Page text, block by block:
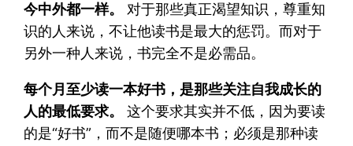
今中外都一样。
对于那些真正渴望知识，尊重知
识的人来说，不让他读书是最大的惩罚。而对于
另外一种人来说，书完全不是必需品。
每个月至少读一本好书，是那些关注自我成长的
人的最低要求。
这个要求其实并不低，因为要读
的是“好书”，而不是随便哪本书；必须是那种读